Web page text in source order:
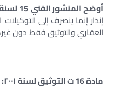
أوضح المنشور الفني 15 لسنة ۱۹۷۰
إنذار إنما ينصرف إلى
العقاري والتوثيق فقط دون
مادة 16 ت التوثيق لسنة ۲۰۰۱: